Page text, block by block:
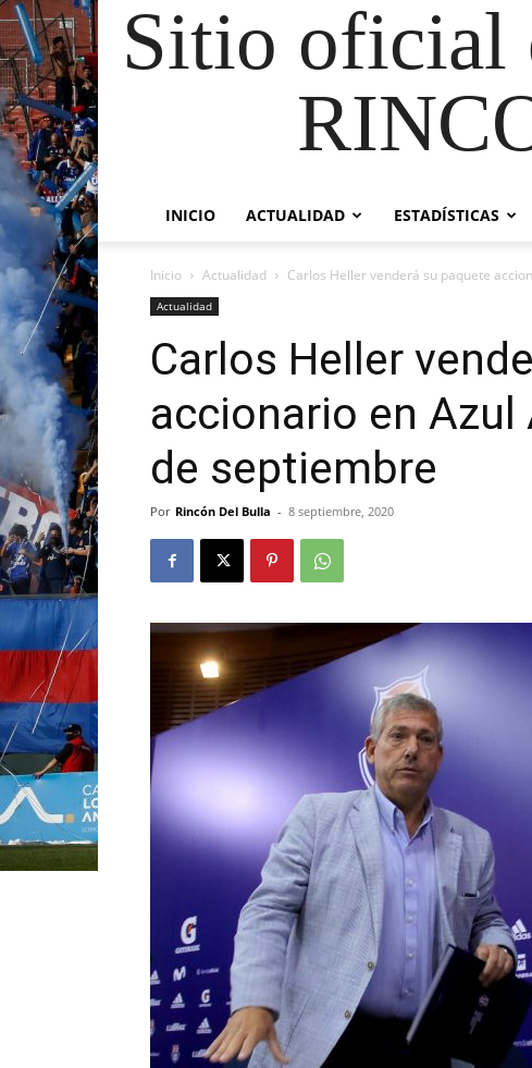
Sitio oficial
INICIO ACTUALIDAD ESTADÍSTICAS
Inicio Actualidad Carlos Heller venderá su paquete
Actualidad
Carlos Heller
accionario en
de septiembre
Por Rincón Del Bulla - 8 septiembre, 2020